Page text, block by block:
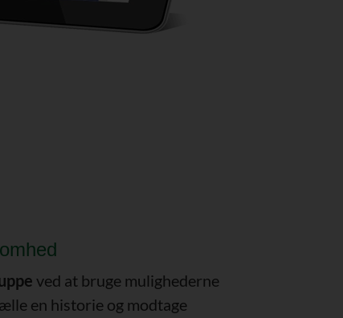
ved at bruge mulighederne
en historie og modtage